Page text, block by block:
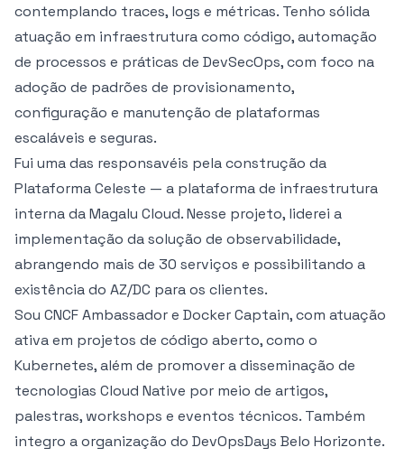
contemplando traces, logs e métricas. Tenho sólida
atuação em infraestrutura como código, automação
de processos e práticas de DevSecOps, com foco na
adoção de padrões de provisionamento,
configuração e manutenção de plataformas
escaláveis e seguras.
Fui uma das responsavéis pela construção da
Plataforma Celeste — a plataforma de infraestrutura
interna da Magalu Cloud. Nesse projeto, liderei a
implementação da solução de observabilidade,
abrangendo mais de 30 serviços e possibilitando a
existência do AZ/DC para os clientes.
Sou CNCF Ambassador e Docker Captain, com atuação
ativa em projetos de código aberto, como o
Kubernetes, além de promover a disseminação de
tecnologias Cloud Native por meio de artigos,
palestras, workshops e eventos técnicos. Também
integro a organização do DevOpsDays Belo Horizonte.